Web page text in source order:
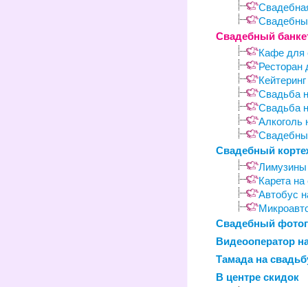
Свадебный
Кафе для
Ресторан
Свадьба
Свадьба
Алкоголь
Свадебный
Лимузины
Карета
Автобус
Свадебный
Видеооператор
Тамада на
В центре скидок